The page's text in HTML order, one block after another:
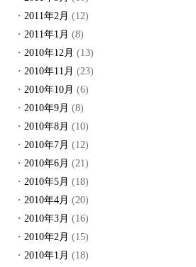
2011年2月 (12)
2011年1月 (8)
2010年12月 (13)
2010年11月 (23)
2010年10月 (6)
2010年9月 (8)
2010年8月 (10)
2010年7月 (12)
2010年6月 (21)
2010年5月 (18)
2010年4月 (20)
2010年3月 (16)
2010年2月 (15)
2010年1月 (18)